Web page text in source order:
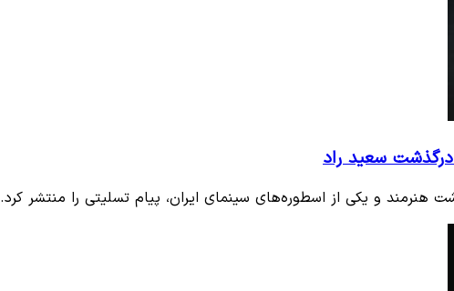
سعید راد
هنرمند و یکی از اسطوره‌های سینمای ایران، پیام تسلیتی را منتشر کرد.